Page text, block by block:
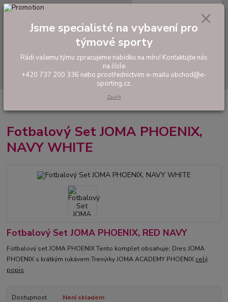
Hledat
tel: +420 737 200 336
0,00 Kč
Tréninkové oblečení
Fotbalový Set JOMA PHOENIX, NAVY WHITE
Fotbalový Set JOMA PHOENIX,
NAVY WHITE
Fotbalový Set JOMA PHOENIX, RED NAVY
Fotbalový set JOMA PHOENIX Tento komplet obsahuje: Dres JOMA
PHOENIX s krátkým rukávem Trenýrky JOMA ACADEMY PHOENIX celý
popis
Dostupnost
Není skladem
Jsme specialisté na vybavení pro
týmové sporty
Rádi vašemu týmu zpracujeme nabídku na míru! Kontaktujte nás
na čísle
+420 737 200 336 nebo prostřednictvím e-mailu obchod@e-
sporting.cz.
Zavřít